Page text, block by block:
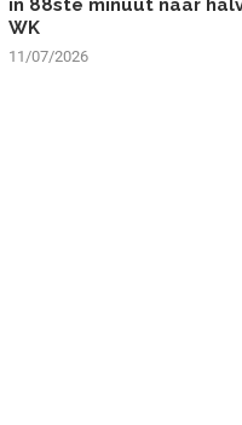
in 88ste minuut naar
WK
11/07/2026